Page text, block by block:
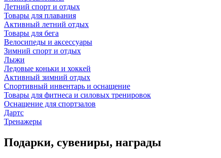
Летний спорт и отдых
Товары для плавания
Активный летний отдых
Товары для бега
Велосипеды и аксессуары
Зимний спорт и отдых
Лыжи
Ледовые коньки и хоккей
Активный зимний отдых
Спортивный инвентарь и оснащение
Товары для фитнеса и силовых тренировок
Оснащение для спортзалов
Дартс
Тренажеры
Подарки, сувениры, награды